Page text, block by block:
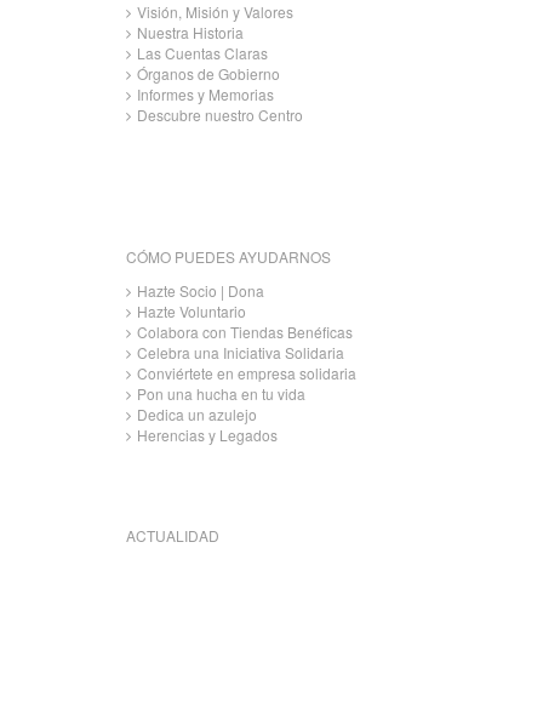
Visión, Misión y Valores
Nuestra Historia
Las Cuentas Claras
Órganos de Gobierno
Informes y Memorias
Descubre nuestro Centro
CÓMO PUEDES AYUDARNOS
Hazte Socio | Dona
Hazte Voluntario
Colabora con Tiendas Benéficas
Celebra una Iniciativa Solidaria
Conviértete en empresa solidaria
Pon una hucha en tu vida
Dedica un azulejo
Herencias y Legados
ACTUALIDAD